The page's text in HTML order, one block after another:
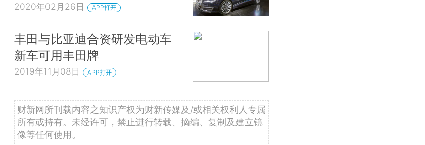
2020年02月26日 APP打开
丰田与比亚迪合资研发电动车
新车可用丰田牌
2019年11月08日 APP打开
财新网所刊载内容之知识产权为财新传媒及/或相关权利人专属
所有或持有。未经许可，禁止进行转载、摘编、复制及建立镜
像等任何使用。